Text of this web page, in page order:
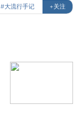
#大流行手记 +关注